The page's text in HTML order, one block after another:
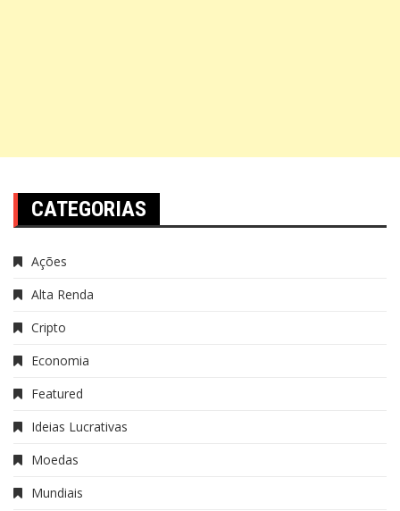
CATEGORIAS
Ações
Alta Renda
Cripto
Economia
Featured
Ideias Lucrativas
Moedas
Mundiais